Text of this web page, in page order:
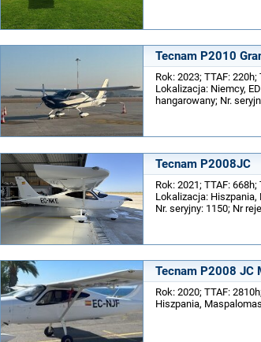
Tecnam P2010
Rok: 2023; TTAF:
Lokalizacja: Niemcy,
hangarowany; Nr.
Tecnam P2008JC
Rok: 2021; TTAF:
Lokalizacja: Hiszpania,
Nr. seryjny: 1150; Nr
Tecnam P2008 JC
Rok: 2020; TTAF:
Hiszpania,